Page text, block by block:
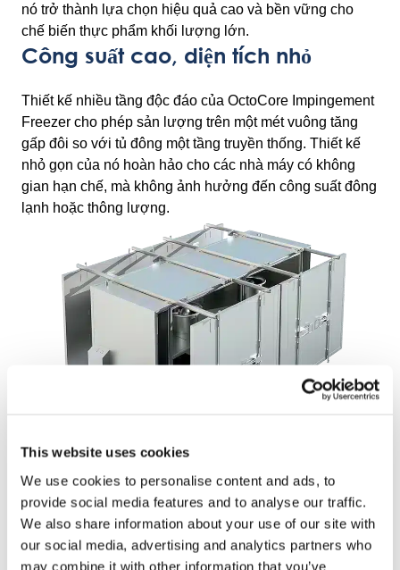
This website uses cookies
We use cookies to personalise content and ads, to
provide social media features and to analyse our traffic.
We also share information about your use of our site with
our social media, advertising and analytics partners who
may combine it with other information that you’ve
nó trở thành lựa chọn hiệu quả cao và bền vững cho
chế biến thực phẩm khối lượng lớn.
Công suất cao, diện tích nhỏ
Thiết kế nhiều tầng độc đáo của OctoCore Impingement
Freezer cho phép sản lượng trên một mét vuông tăng
gấp đôi so với tủ đông một tầng truyền thống. Thiết kế
nhỏ gọn của nó hoàn hảo cho các nhà máy có không
gian hạn chế, mà không ảnh hưởng đến công suất đông
lạnh hoặc thông lượng.
Tính linh hoạt của một cấp độ so
với nhiều cấp độ
OctoCore cung cấp cả tủ đông va đập đơn và đa cấp để
đáp ứng các yêu cầu cụ thể về sản phẩm và chế biến.